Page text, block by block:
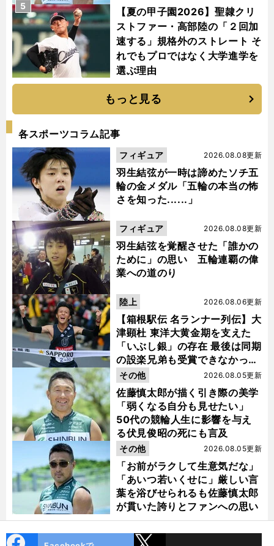
【夏の甲子園2026】聖隷クリ
ストファー・高部陸の「２回加
速する」規格外のストレート そ
れでもプロではなく大学進学を
選ぶ理由
5
もっと見る
各スポーツコラム記事
羽生結弦が一時は諦めたソチ五
輪の金メダル「五輪の本当の怖
さを知った......」
2026.08.08更新
フィギュア
羽生結弦を覚醒させた「誰かの
ために」の思い 五輪連覇の偉
業への道のり
2026.08.08更新
フィギュア
【箱根駅伝 名ランナー列伝】大
津顕杜 東洋大黄金期を支えた
「いぶし銀」の存在 最後は同期
の設楽兄弟も受賞できなかった
金栗杯に輝く
2026.08.06更新
陸上
佐藤慎太郎が描く引き際の美学
「弱くなる自分も見せたい」
50代の競輪人生に影響を与え
る伏見俊昭の死にも言及
2026.08.05更新
その他
「お前がラクして生意気だな」
「あいつ若いくせに」厳しい言
葉を浴びせられるも佐藤慎太郎
が貫いた誇りとファンへの思い
2026.08.05更新
その他